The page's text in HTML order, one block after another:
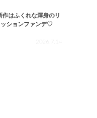
はふくれな渾身のリ
ッションファンデ♡
2026.7.14